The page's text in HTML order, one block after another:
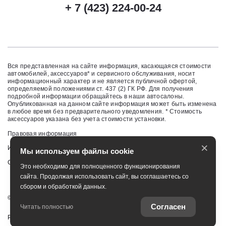
+ 7 (423) 224-00-24
Вся представленная на сайте информация, касающаяся стоимости
автомобилей, аксессуаров* и сервисного обслуживания, носит
информационный характер и не является публичной офертой,
определяемой положениями ст. 437 (2) ГК РФ. Для получения
подробной информации обращайтесь в наши автосалоны.
Опубликованная на данном сайте информация может быть изменена
в любое время без предварительного уведомления. * Стоимость
аксессуаров указана без учета стоимости установки.
Правовая информация
Изменить настройку cookies
Сбросить cookie
©
Работает на технологиях
Мы используем файлы cookie
Это необходимо для полноценного функционирования
сайта. Продолжая использовать сайт, вы соглашаетесь со
сбором и обработкой данных.
Читать полностью Согласен
×